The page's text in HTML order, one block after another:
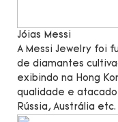
Jóias Messi
A Messi Jewelry foi
de diamantes
exibindo na Hong
qualidade e
Rússia, Austrália etc.